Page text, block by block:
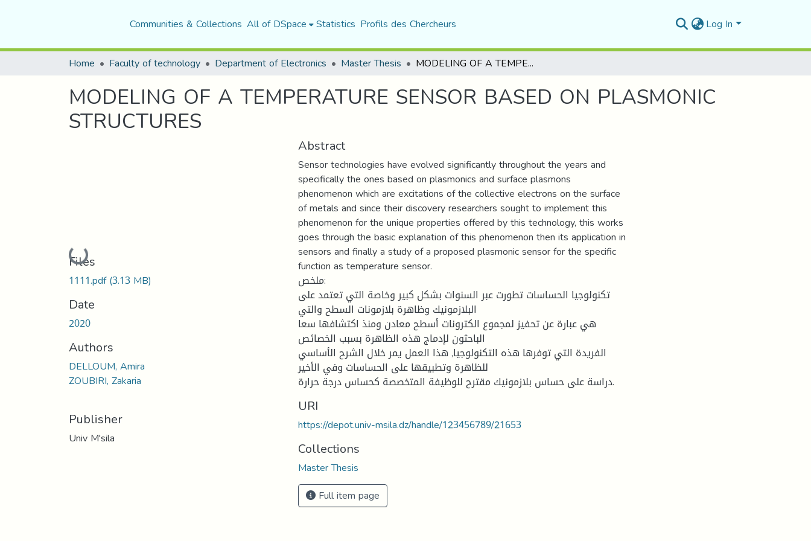
Communities & Collections All of DSpace Statistics Profils des Chercheurs Log In
Home Faculty of technology Department of Electronics Master Thesis MODELING OF A TEMPERATURE SENSOR BASED ON PLASMONIC STRUCTURES
MODELING OF A TEMPERATURE SENSOR BASED ON PLASMONIC
STRUCTURES
Loading...
Files
1111.pdf(3.13 MB)
Date
2020
Authors
DELLOUM, Amira
ZOUBIRI, Zakaria
Publisher
Univ M'sila
Abstract
Sensor technologies have evolved significantly throughout the years and
specifically the ones based on plasmonics and surface plasmons
phenomenon which are excitations of the collective electrons on the surface
of metals and since their discovery researchers sought to implement this
phenomenon for the unique properties offered by this technology, this works
goes through the basic explanation of this phenomenon then its application in
sensors and finally a study of a proposed plasmonic sensor for the specific
function as temperature sensor.
ملخص:
تكنولوجيا الحساسات تطورت عبر السنوات بشكل كبير وخاصة التي تعتمد على
البلازمونيك وظاهرة بلازمونات السطح والتي
هي عبارة عن تحفيز لمجموع الكترونات أسطح معادن ومنذ اكتشافها سعا
الباحثون لإدماج هذه الظاهرة بسبب الخصائص
الفريدة التي توفرها هذه التكنولوجيا, هذا العمل يمر خلال الشرح الأساسي
للظاهرة وتطبيقها على الحساسات وفي الأخير
دراسة على حساس بلازمونيك مقترح للوظيفة المتخصصة كحساس درجة حرارة.
URI
https://depot.univ-msila.dz/handle/123456789/21653
Collections
Master Thesis
Full item page